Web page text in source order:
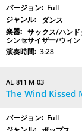
Full
ダンス
サックス/ハン
シンセサイザー/ウィ
3:28
AL-811 M-03
The Wind Kissed
Full